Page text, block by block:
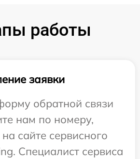
работы
заявки
обратной связи
нам по номеру,
сайте сервисного
Специалист сервиса